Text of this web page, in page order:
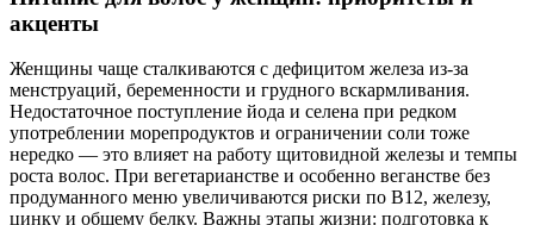
акценты
Женщины чаще сталкиваются с дефицитом железа из‑за
менструаций, беременности и грудного вскармливания.
Недостаточное поступление йода и селена при редком
употреблении морепродуктов и ограничении соли тоже
нередко — это влияет на работу щитовидной железы и темпы
роста волос. При вегетарианстве и особенно веганстве без
продуманного меню увеличиваются риски по B12, железу,
цинку и общему белку. Важны этапы жизни: подготовка к